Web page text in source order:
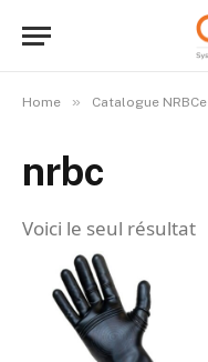
Home » Catalogue NRBCe
nrbc
Voici le seul résultat